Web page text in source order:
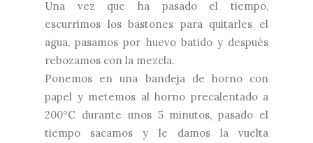
Una vez que ha pasado el tiempo,
escurrimos los bastones para quitarles el
agua, pasamos por huevo batido y después
rebozamos con la mezcla.
Ponemos en una bandeja de horno con
papel y metemos al horno precalentado a
200ºC durante unos 5 minutos, pasado el
tiempo sacamos y le damos la vuelta